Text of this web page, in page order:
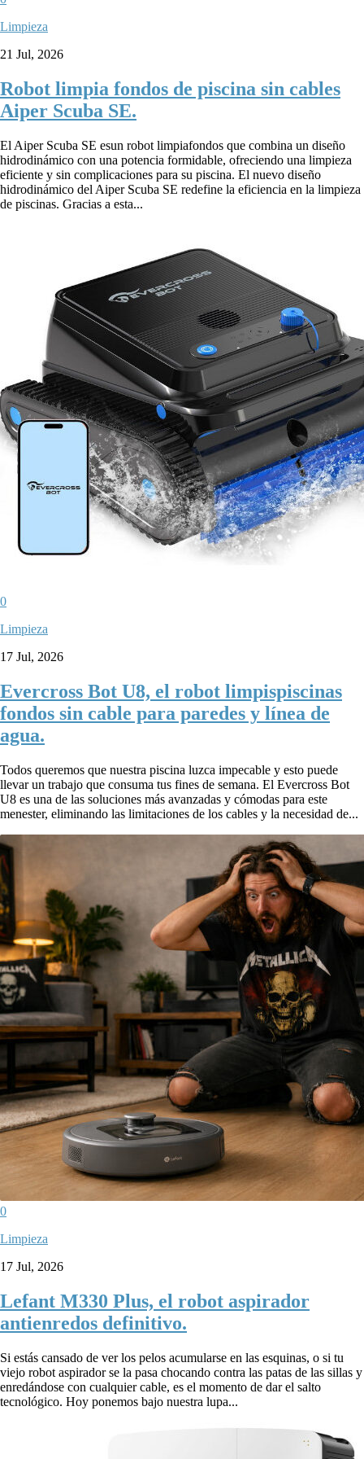
Limpieza
21 Jul, 2026
Robot limpia fondos de piscina sin cables
Aiper Scuba SE.
El Aiper Scuba SE esun robot limpiafondos que combina un diseño
hidrodinámico con una potencia formidable, ofreciendo una limpieza
eficiente y sin complicaciones para su piscina. El nuevo diseño
hidrodinámico del Aiper Scuba SE redefine la eficiencia en la limpieza
de piscinas. Gracias a esta...
0
Limpieza
17 Jul, 2026
Evercross Bot U8, el robot limpispiscinas
fondos sin cable para paredes y línea de
agua.
Todos queremos que nuestra piscina luzca impecable y esto puede
llevar un trabajo que consuma tus fines de semana. El Evercross Bot
U8 es una de las soluciones más avanzadas y cómodas para este
menester, eliminando las limitaciones de los cables y la necesidad de...
0
Limpieza
17 Jul, 2026
Lefant M330 Plus, el robot aspirador
antienredos definitivo.
Si estás cansado de ver los pelos acumularse en las esquinas, o si tu
viejo robot aspirador se la pasa chocando contra las patas de las sillas y
enredándose con cualquier cable, es el momento de dar el salto
tecnológico. Hoy ponemos bajo nuestra lupa...